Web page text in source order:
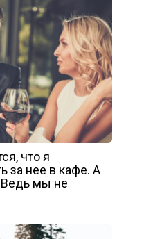
что я
за нее в кафе. А
Ведь мы не